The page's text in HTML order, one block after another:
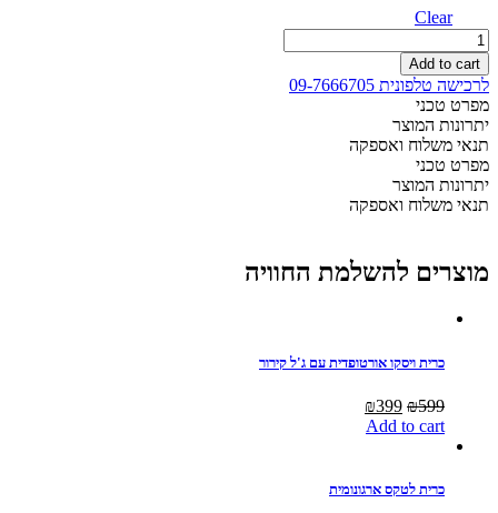
Clear
ראש
מיטה
דגם
290
-
למיטה
וחצי
120
quantity
Add to cart
לרכישה טלפונית 09-7666705
מפרט טכני
יתרונות המוצר
תנאי משלוח ואספקה
מפרט טכני
יתרונות המוצר
תנאי משלוח ואספקה
מוצרים להשלמת החוויה
כרית ויסקו אורטופדית עם ג'ל קירור
₪599
Original
price
₪399
Add to cart
כרית לטקס ארגונומית